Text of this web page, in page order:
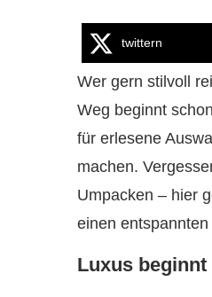
twittern
Wer gern stilvoll
Weg beginnt
für erlesene
machen.
Umpacken – hier
einen
Luxus